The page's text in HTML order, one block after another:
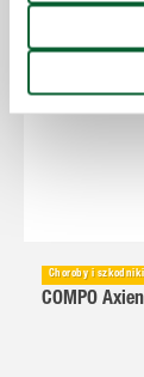
Choroby i
COMPO